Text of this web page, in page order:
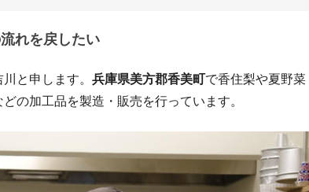
れを戻したい
と申します。 兵庫県美方郡香美町で香住梨や夏野菜
の加工品を製造・販売を行っています。